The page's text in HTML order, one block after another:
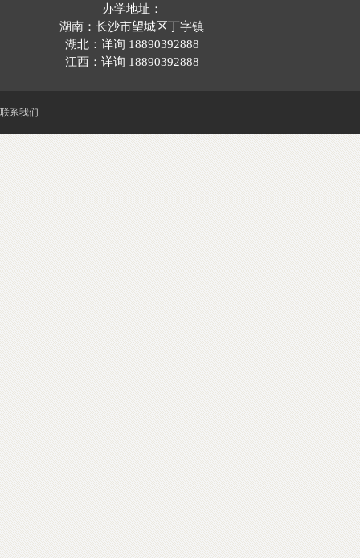
办学地址：
湖南：长沙市望城区丁字镇
湖北：详询 18890392888
江西：详询 18890392888
联系我们